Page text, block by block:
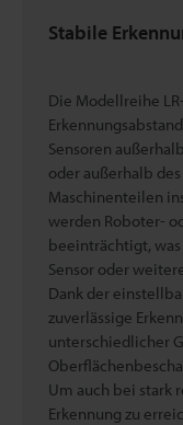
Stabile
Die Modellreihe
Sensoren
oder außerhalb
Maschinenteilen
werden Roboter-
beeinträchtigt, was
Sensor oder
Dank der
zuverlässige
unterschiedlicher
Um auch bei stark
Erkennung zu